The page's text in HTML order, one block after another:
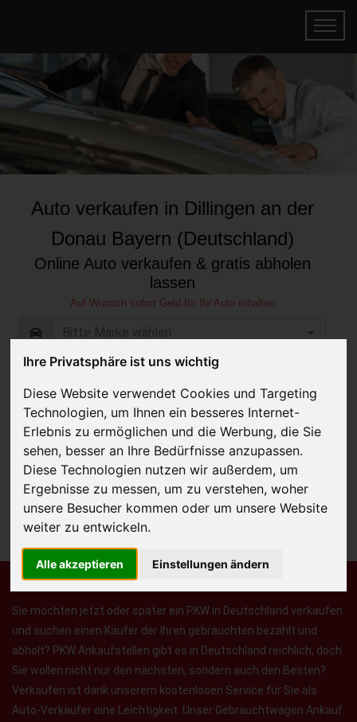
Ihre Privatsphäre ist uns wichtig
Diese Website verwendet Cookies und Targeting
Technologien, um Ihnen ein besseres Internet-
Erlebnis zu ermöglichen und die Werbung, die Sie
sehen, besser an Ihre Bedürfnisse anzupassen.
Diese Technologien nutzen wir außerdem, um
Ergebnisse zu messen, um zu verstehen, woher
unsere Besucher kommen oder um unsere Website
weiter zu entwickeln.
Alle akzeptieren Einstellungen ändern
Auto verkaufen in Dillingen an der
Donau Bayern (Deutschland)
Online Auto verkaufen & gratis abholen
lassen
Auf Wunsch sofort Geld für Ihr Auto erhalten
JETZT KOSTENLOSE BEWERTUNG
Kostenloses Angebotfür den Ankauf Ihres Autos inklusive der
Abholung, auf Wunsch sofort Geld. Ihre Daten werden nicht mit Dritten
Wir garantieren 100% Sicherheit.
Sie möchten jetzt oder später ein PKW in Deutschland verkaufen
und suchen einen Käufer der Ihren gebrauchten bezahlt und
abholt? PKW Ankaufstellen gibt es in Deutschland reichlich, doch
Sie wollen nicht nur den nächsten, sondern auch den Besten?
Verkaufen ist dank unserem kostenlosen Service für Sie als
Auto-Verkäufer eine Leichtigkeit. Unser Gebrauchtwagen Ankauf